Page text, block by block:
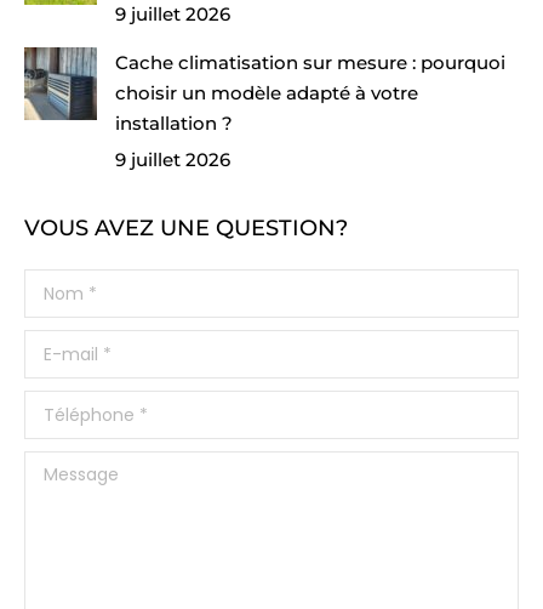
9 juillet 2026
Cache climatisation sur mesure : pourquoi
choisir un modèle adapté à votre
installation ?
9 juillet 2026
VOUS AVEZ UNE QUESTION?
Nom *
E-mail *
Téléphone *
Message